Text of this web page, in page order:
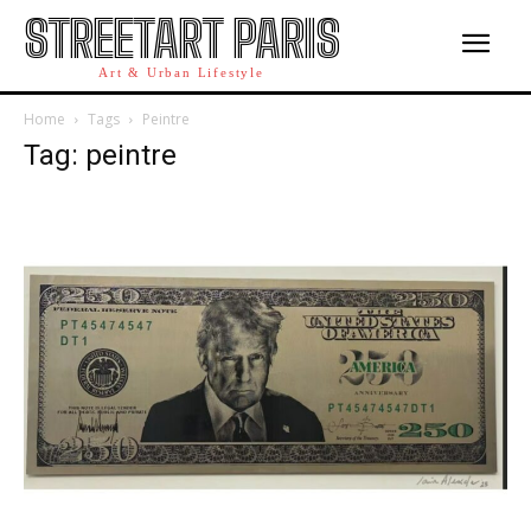
STREETART PARIS
Art & Urban Lifestyle
Home Tags Peintre
Tag: peintre